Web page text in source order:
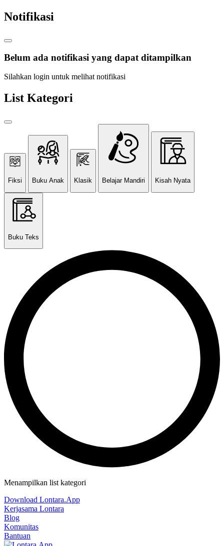
Notifikasi
Belum ada notifikasi yang dapat ditampilkan
Silahkan login untuk melihat notifikasi
List Kategori
Fiksi Buku Anak Klasik Belajar Mandiri Kisah Nyata
Buku Teks
Menampilkan list kategori
Download Lontara.App
Kerjasama Lontara
Blog
Komunitas
Bantuan